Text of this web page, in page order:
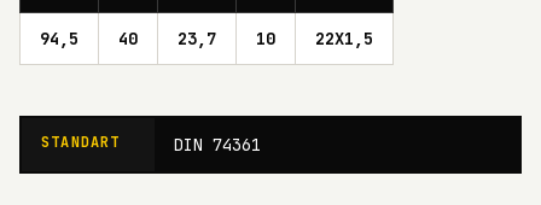
94,5 40 23,7 10 22X1,5
STANDART DIN 74361